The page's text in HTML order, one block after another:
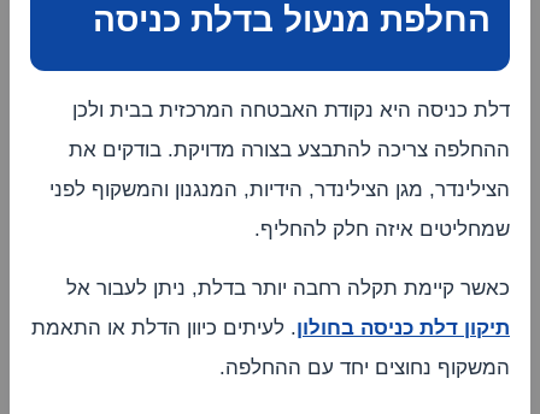
החלפת מנעול בדלת כניסה
דלת כניסה היא נקודת האבטחה המרכזית בבית ולכן
ההחלפה צריכה להתבצע בצורה מדויקת. בודקים את
הצילינדר, מגן הצילינדר, הידיות, המנגנון והמשקוף לפני
שמחליטים איזה חלק להחליף.
כאשר קיימת תקלה רחבה יותר בדלת, ניתן לעבור אל
תיקון דלת כניסה בחולון. לעיתים כיוון הדלת או התאמת
המשקוף נחוצים יחד עם ההחלפה.